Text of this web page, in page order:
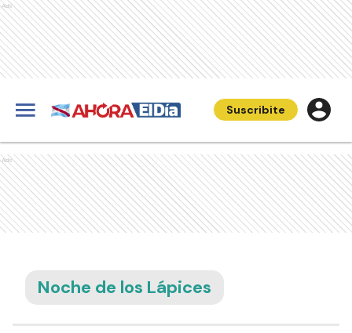
Ads
Suscribite
Ads
Noche de los Lápices